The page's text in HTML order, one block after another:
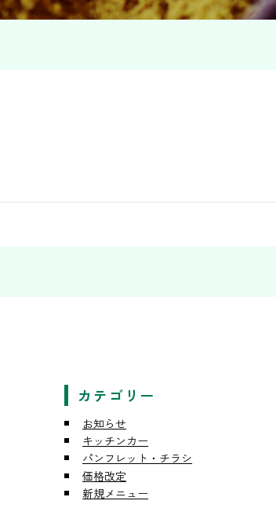
カテゴリー
お知らせ
キッチンカー
パンフレット・チラシ
価格改定
新規メニュー